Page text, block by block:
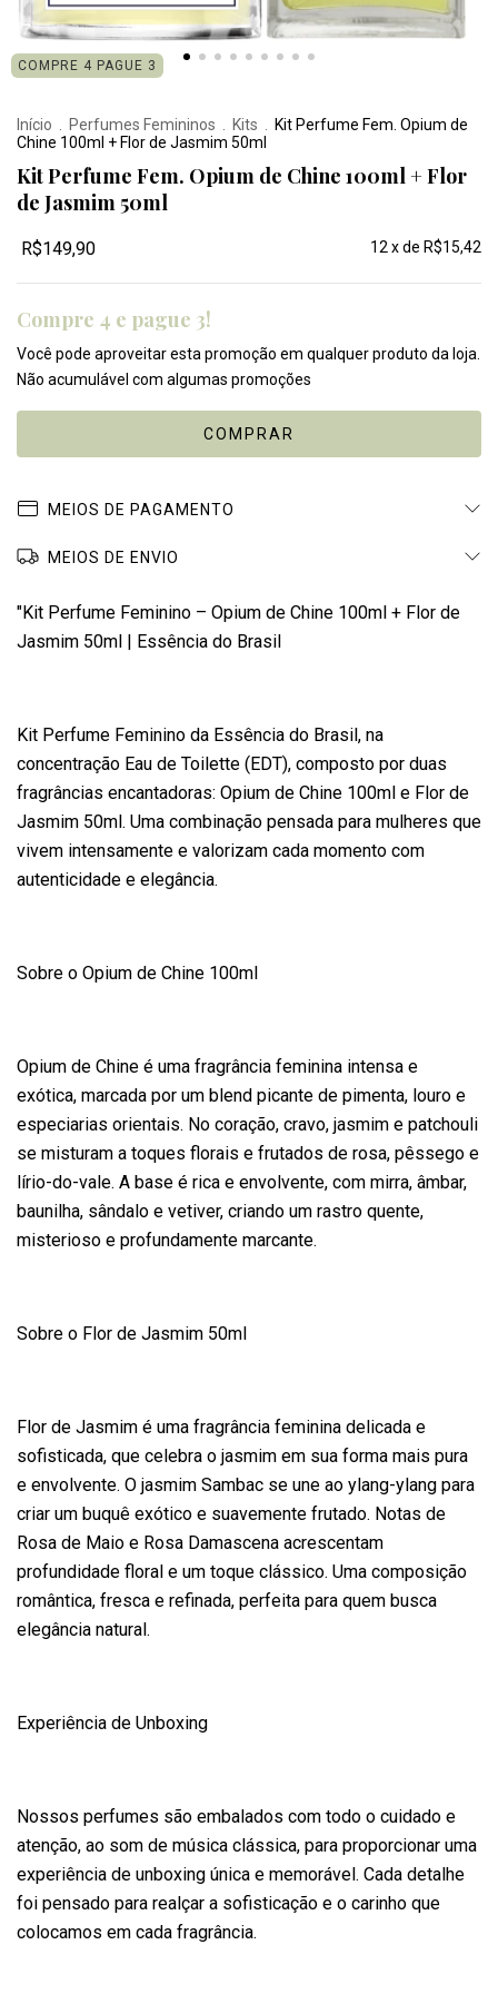
COMPRE 4 PAGUE 3
Início Perfumes Femininos Kits
Kit Perfume Fem. Opium de
Chine 100ml + Flor de Jasmim 50ml
Kit Perfume Fem. Opium de Chine 100ml + Flor
de Jasmim 50ml
R$149,90 12 x de R$15,42
Compre 4 e pague 3!
Você pode aproveitar esta promoção em qualquer produto da loja.
Não acumulável com algumas promoções
MEIOS DE PAGAMENTO
MEIOS DE ENVIO
"Kit Perfume Feminino – Opium de Chine 100ml + Flor de
Jasmim 50ml | Essência do Brasil
Kit Perfume Feminino da Essência do Brasil, na
concentração Eau de Toilette (EDT), composto por duas
fragrâncias encantadoras: Opium de Chine 100ml e Flor de
Jasmim 50ml. Uma combinação pensada para mulheres que
vivem intensamente e valorizam cada momento com
autenticidade e elegância.
Sobre o Opium de Chine 100ml
Opium de Chine é uma fragrância feminina intensa e
exótica, marcada por um blend picante de pimenta, louro e
especiarias orientais. No coração, cravo, jasmim e patchouli
se misturam a toques florais e frutados de rosa, pêssego e
lírio-do-vale. A base é rica e envolvente, com mirra, âmbar,
baunilha, sândalo e vetiver, criando um rastro quente,
misterioso e profundamente marcante.
Sobre o Flor de Jasmim 50ml
Flor de Jasmim é uma fragrância feminina delicada e
sofisticada, que celebra o jasmim em sua forma mais pura
e envolvente. O jasmim Sambac se une ao ylang-ylang para
criar um buquê exótico e suavemente frutado. Notas de
Rosa de Maio e Rosa Damascena acrescentam
profundidade floral e um toque clássico. Uma composição
romântica, fresca e refinada, perfeita para quem busca
elegância natural.
Experiência de Unboxing
Nossos perfumes são embalados com todo o cuidado e
atenção, ao som de música clássica, para proporcionar uma
experiência de unboxing única e memorável. Cada detalhe
foi pensado para realçar a sofisticação e o carinho que
colocamos em cada fragrância.